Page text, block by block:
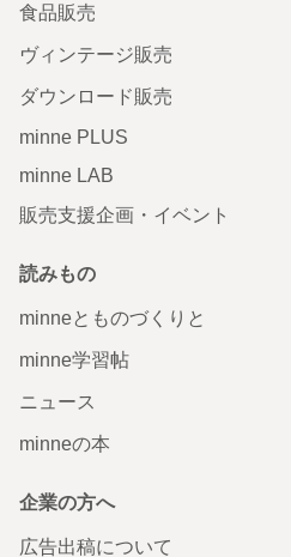
食品販売
ヴィンテージ販売
ダウンロード販売
minne PLUS
minne LAB
販売支援企画・イベント
読みもの
minneとものづくりと
minne学習帖
ニュース
minneの本
企業の方へ
広告出稿について